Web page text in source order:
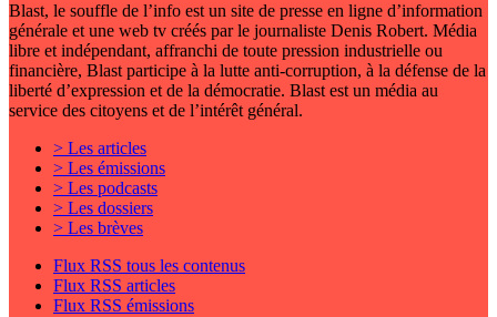
Blast, le souffle de l’info est un site de presse en ligne d’information
générale et une web tv créés par le journaliste Denis Robert. Média
libre et indépendant, affranchi de toute pression industrielle ou
financière, Blast participe à la lutte anti-corruption, à la défense de la
liberté d’expression et de la démocratie. Blast est un média au
service des citoyens et de l’intérêt général.
> Les articles
> Les émissions
> Les podcasts
> Les dossiers
> Les brèves
Flux RSS tous les contenus
Flux RSS articles
Flux RSS émissions